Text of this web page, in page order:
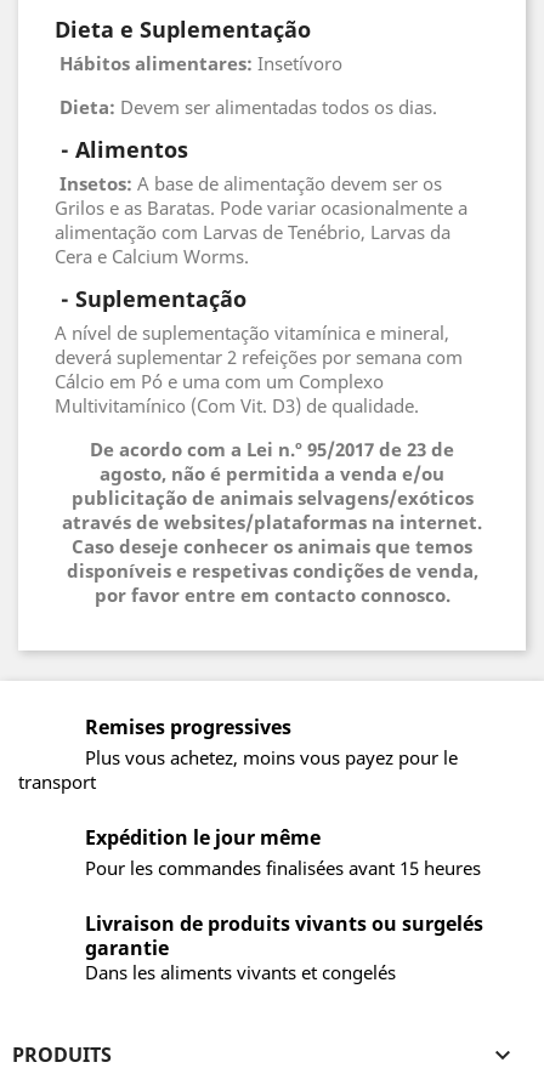
Dieta e Suplementação
Hábitos alimentares: Insetívoro
Dieta: Devem ser alimentadas todos os dias.
- Alimentos
Insetos: A base de alimentação devem ser os
Grilos e as Baratas. Pode variar ocasionalmente a
alimentação com Larvas de Tenébrio, Larvas da
Cera e Calcium Worms.
- Suplementação
A nível de suplementação vitamínica e mineral,
deverá suplementar 2 refeições por semana com
Cálcio em Pó e uma com um Complexo
Multivitamínico (Com Vit. D3) de qualidade.
De acordo com a Lei n.º 95/2017 de 23 de
agosto, não é permitida a venda e/ou
publicitação de animais selvagens/exóticos
através de websites/plataformas na internet.
Caso deseje conhecer os animais que temos
disponíveis e respetivas condições de venda,
por favor entre em contacto connosco.
Remises progressives
Plus vous achetez, moins vous payez pour le
transport
Expédition le jour même
Pour les commandes finalisées avant 15 heures
Livraison de produits vivants ou surgelés
garantie
Dans les aliments vivants et congelés
PRODUITS 